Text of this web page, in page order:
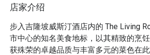
店家介绍
步入吉隆坡威斯汀酒店内的 The Living
市中心的知名美食地标，以其精致的烹
获殊荣的卓越品质与丰富多元的菜色在